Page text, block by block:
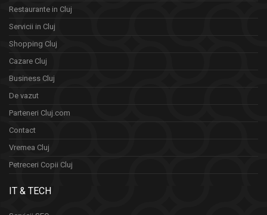
Restaurante in Cluj
Servicii in Cluj
Shopping Cluj
Cazare Cluj
Business Cluj
De vazut
Parteneri Cluj.com
Contact
Vremea Cluj
Petreceri Copii Cluj
IT & TECH